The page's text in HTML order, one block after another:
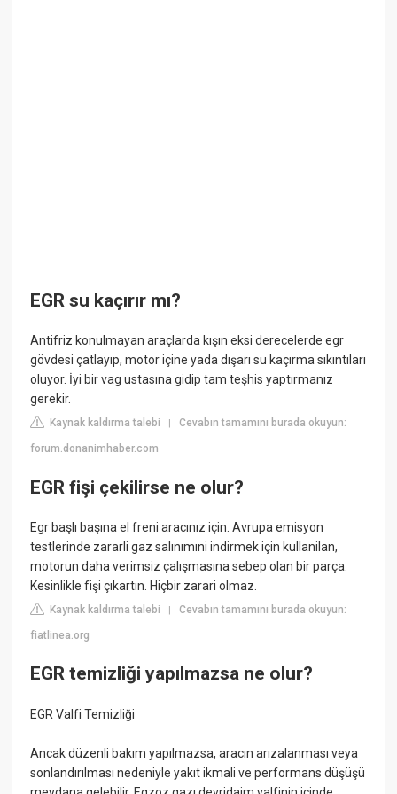
EGR su kaçırır mı?
Antifriz konulmayan araçlarda kışın eksi derecelerde egr
gövdesi çatlayıp, motor içine yada dışarı su kaçırma sıkıntıları
oluyor. İyi bir vag ustasına gidip tam teşhis yaptırmanız
gerekir.
Kaynak kaldırma talebi |Cevabın tamamını burada okuyun:
forum.donanimhaber.com
EGR fişi çekilirse ne olur?
Egr başlı başına el freni aracınız için. Avrupa emisyon
testlerinde zararli gaz salınımıni indirmek için kullanilan,
motorun daha verimsiz çalışmasına sebep olan bir parça.
Kesinlikle fişi çıkartın. Hiçbir zarari olmaz.
Kaynak kaldırma talebi |Cevabın tamamını burada okuyun:
fiatlinea.org
EGR temizliği yapılmazsa ne olur?
EGR Valfi Temizliği
Ancak düzenli bakım yapılmazsa, aracın arızalanması veya
sonlandırılması nedeniyle yakıt ikmali ve performans düşüşü